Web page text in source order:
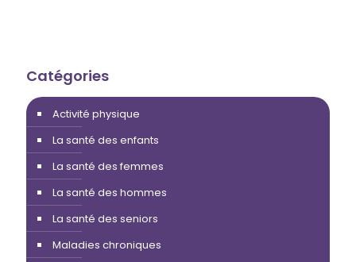
Catégories
Activité physique
La santé des enfants
La santé des femmes
La santé des hommes
La santé des seniors
Maladies chroniques